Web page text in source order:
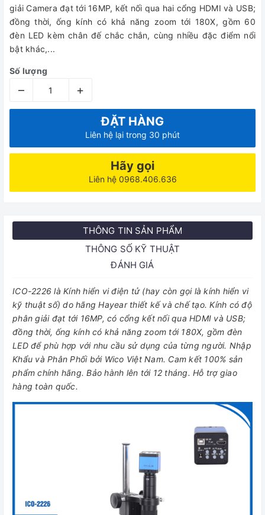
giải Camera đạt tới 16MP, kết nối qua hai cổng HDMI và USB;
đồng thời, ống kính có khả năng zoom tới 180X, gồm 60
đèn LED kèm chân đế chắc chắn, cùng nhiều đặc điểm nổi
bật khác,...
Số lượng
– +
ĐẶT HÀNG
Liên hệ lại trong 30 phút
Hãy gọi
Liên hệ 0968.406.636
THÔNG TIN SẢN PHẨM
THÔNG SỐ KỸ THUẬT
ĐÁNH GIÁ
ICO-2226 là Kính hiển vi điện tử (hay còn gọi là kính hiển vi
kỹ thuật số) do hãng Hayear thiết kế và chế tạo. Kính có độ
phân giải đạt tới 16MP, có cổng kết nối qua HDMI và USB;
đồng thời, ống kính có khả năng zoom tới 180X, gồm đèn
LED để phù hợp với nhu cầu sử dụng của từng người. Nhập
Khẩu và Phân Phối bởi Wico Việt Nam. Cam kết 100% sản
phẩm chính hãng. Bảo hành lên tới 12 tháng. Hỗ trợ giao
hàng toàn quốc.